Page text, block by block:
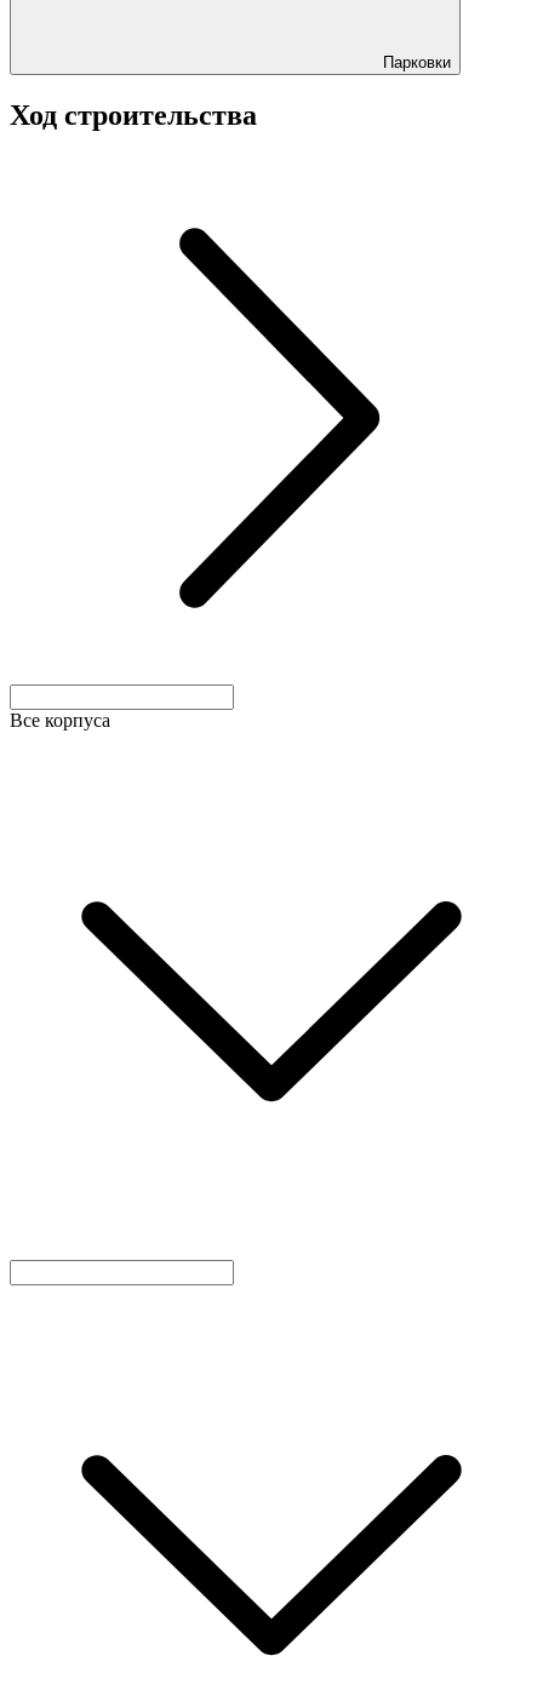
Парковки
Ход строительства
Все корпуса